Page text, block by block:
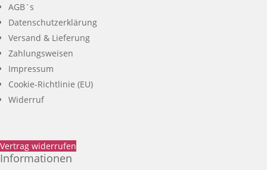
AGB´s
Datenschutzerklärung
Versand & Lieferung
Zahlungsweisen
Impressum
Cookie-Richtlinie (EU)
Widerruf
Vertrag widerrufen
Informationen